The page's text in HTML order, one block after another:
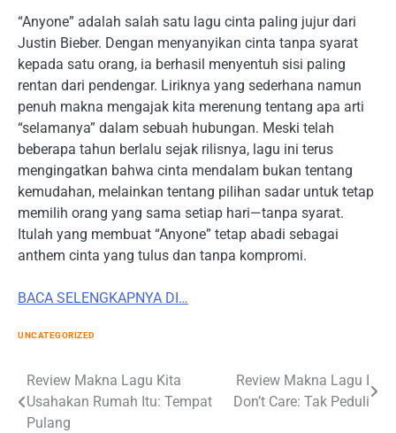
“Anyone” adalah salah satu lagu cinta paling jujur dari
Justin Bieber. Dengan menyanyikan cinta tanpa syarat
kepada satu orang, ia berhasil menyentuh sisi paling
rentan dari pendengar. Liriknya yang sederhana namun
penuh makna mengajak kita merenung tentang apa arti
“selamanya” dalam sebuah hubungan. Meski telah
beberapa tahun berlalu sejak rilisnya, lagu ini terus
mengingatkan bahwa cinta mendalam bukan tentang
kemudahan, melainkan tentang pilihan sadar untuk tetap
memilih orang yang sama setiap hari—tanpa syarat.
Itulah yang membuat “Anyone” tetap abadi sebagai
anthem cinta yang tulus dan tanpa kompromi.
BACA SELENGKAPNYA DI…
UNCATEGORIZED
Post
navigation
Review Makna Lagu Kita
Usahakan Rumah Itu: Tempat
Pulang
Review Makna Lagu I
Don’t Care: Tak Peduli